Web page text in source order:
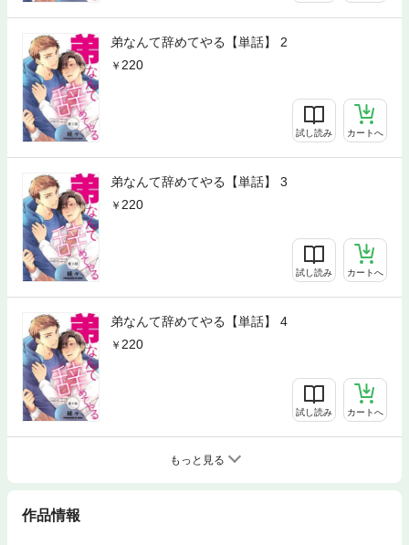
弟なんて辞めてやる【単話】 2
220
試し読み カートへ
弟なんて辞めてやる【単話】 3
220
試し読み カートへ
弟なんて辞めてやる【単話】 4
220
試し読み カートへ
もっと見る
作品情報